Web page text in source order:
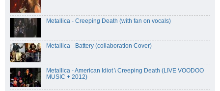
Metallica - Creeping Death (with fan on vocals)
Metallica - Battery (collaboration Cover)
Metallica - American Idiot \ Creeping Death (LIVE VOODOO
MUSIC + 2012)